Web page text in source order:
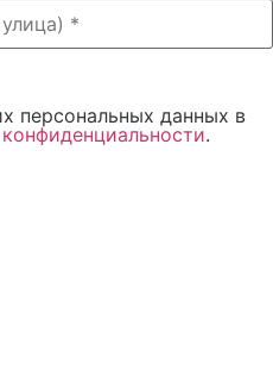
персональных данных в
.